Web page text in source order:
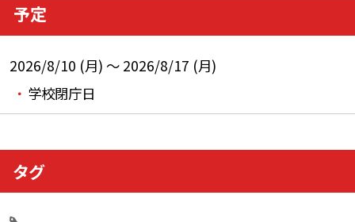
予定
2026/8/10 (月) ～ 2026/8/17 (月)
学校閉庁日
タグ